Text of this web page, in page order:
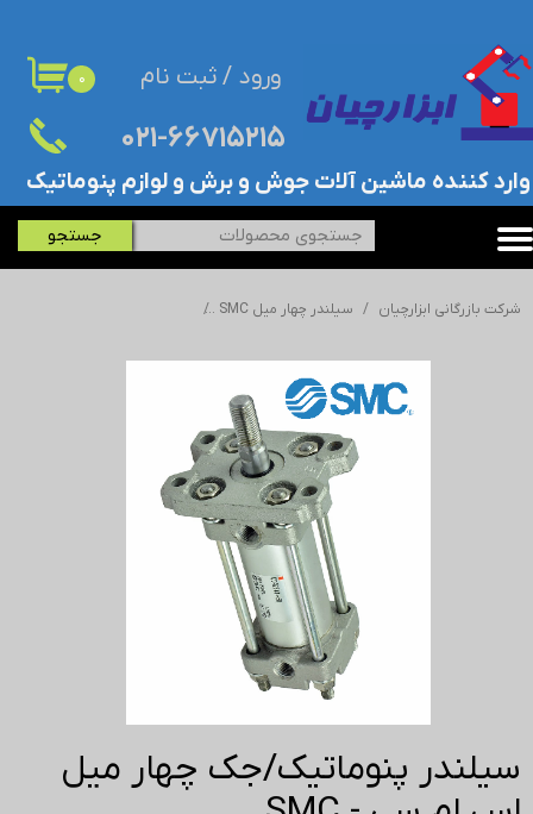
۰۲۱-۶۶۷۱۵۲۱۵​​​​​​​
جستجو
۰
​وارد کننده ماشین آلات جوش و برش و لوازم پنوماتیک
ورود / ثبت نام
حساب کاربری من
تغییر گذر واژه
خروج از حساب کاربری
شرکت بازرگانی ابزارچیان سیلندر چهار میل SMC
سیلندر پنوماتیک/جک چهار میل